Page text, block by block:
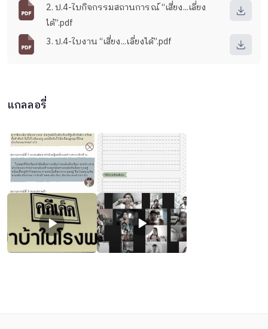
2. ป.4-ใบกิจกรรมสถานการณ์ “เสี่ยง...เลี่ยง
ได้”.pdf
3. ป.4-ใบงาน “เสี่ยง...เลี่ยงได้”.pdf
แกลลอรี่